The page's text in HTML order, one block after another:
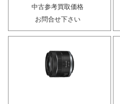
中古参考買取価格
お問合せ下さい